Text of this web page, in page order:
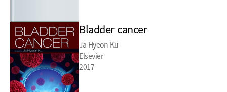
Bladder cancer
Ja Hyeon Ku
Elsevier
2017